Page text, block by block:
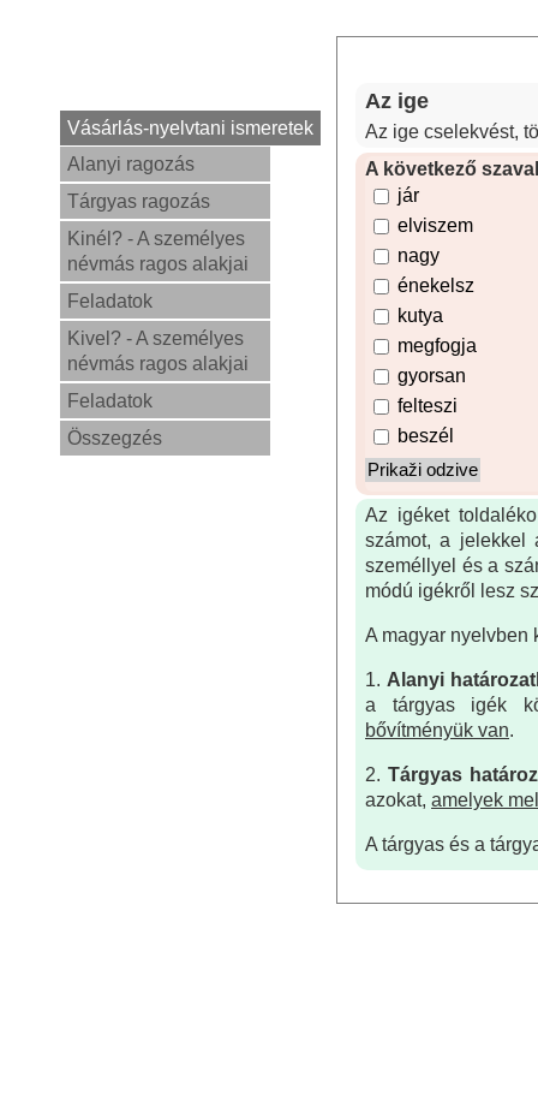
Vásárlás-nyelvtani ismeretek
Alanyi ragozás
Tárgyas ragozás
Kinél? - A személyes
névmás ragos alakjai
Feladatok
Kivel? - A személyes
névmás ragos alakjai
Feladatok
Összegzés
Az ige
Az ige cselekvést,
A következő
jár
elviszem
nagy
énekelsz
kutya
megfogja
gyorsan
felteszi
beszél
Az igéket
számot, a jelekkel
személlyel és a
módú igékről lesz
A magyar nyelvben
1. Alanyi
a tárgyas igék
bővítményük van.
2.Tárgyas
azokat, amelyek
A tárgyas és a